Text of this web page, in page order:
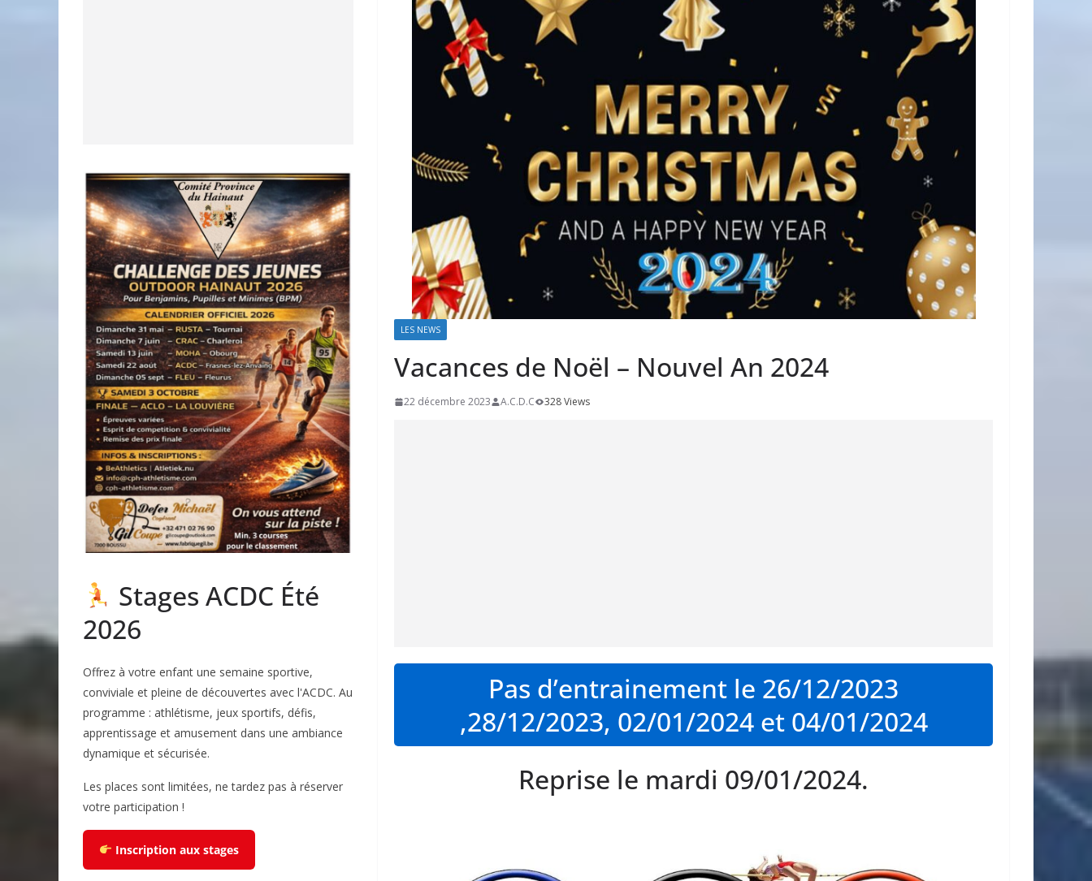
LES NEWS
Vacances de Noël – Nouvel An 2024
22 décembre 2023 A.C.D.C 328 Views
Pas d’entrainement le 26/12/2023
,28/12/2023, 02/01/2024 et 04/01/2024
Reprise le mardi 09/01/2024.
Stages ACDC Été
2026
Offrez à votre enfant une semaine sportive,
conviviale et pleine de découvertes avec l'ACDC. Au
programme : athlétisme, jeux sportifs, défis,
apprentissage et amusement dans une ambiance
dynamique et sécurisée.
Les places sont limitées, ne tardez pas à réserver
votre participation !
Inscription aux stages